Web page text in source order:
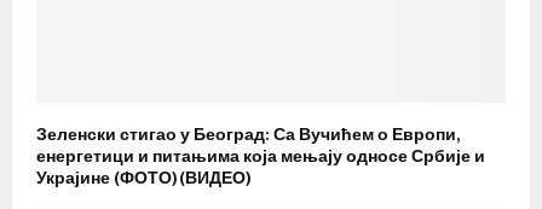
Зеленски стигао у Београд: Са Вучићем о Европи,
енергетици и питањима која мењају односе Србије и
Украјине (ФОТО)(ВИДЕО)